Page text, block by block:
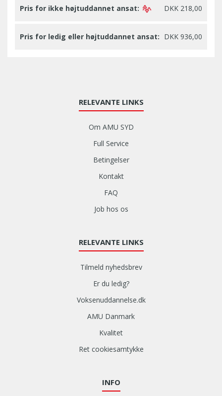
Pris for ikke højtuddannet ansat: DKK 218,00
Pris for ledig eller højtuddannet ansat: DKK 936,00
RELEVANTE LINKS
Om AMU SYD
Full Service
Betingelser
Kontakt
FAQ
Job hos os
RELEVANTE LINKS
Tilmeld nyhedsbrev
Er du ledig?
Voksenuddannelse.dk
AMU Danmark
Kvalitet
Ret cookiesamtykke
INFO